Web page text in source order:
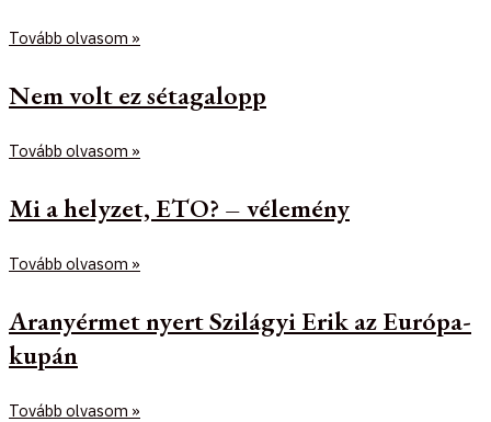
Tovább olvasom »
Nem volt ez sétagalopp
Tovább olvasom »
Mi a helyzet, ETO? – vélemény
Tovább olvasom »
Aranyérmet nyert Szilágyi Erik az Európa-
kupán
Tovább olvasom »